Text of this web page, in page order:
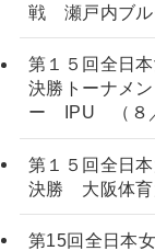
戦 瀬戸内ブ
第１５回全日
決勝トーナメ
ー IPU （８
第１５回全日
決勝 大阪体
第15回全日本